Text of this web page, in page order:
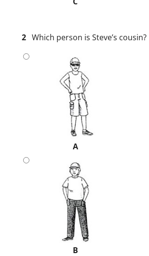
2 Which person is Steve’s cousin?
A
B